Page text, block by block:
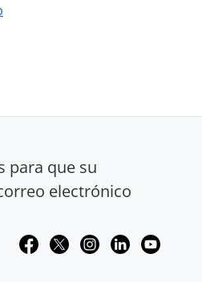
para que su
electrónico